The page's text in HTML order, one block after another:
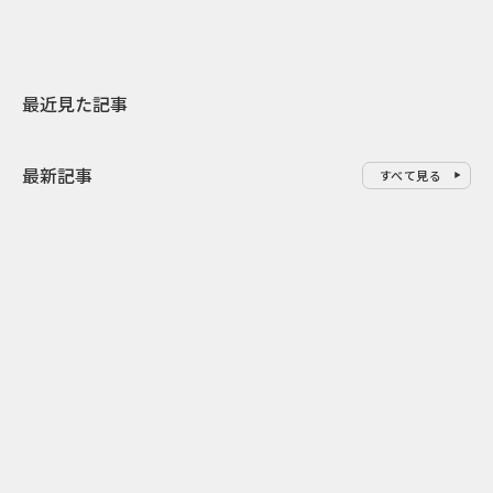
最近見た記事
最新記事 すべて見る